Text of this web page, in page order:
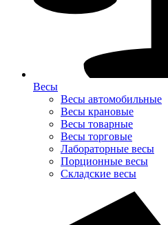
Весы
Весы автомобильные
Весы крановые
Весы товарные
Весы торговые
Лабораторные весы
Порционные весы
Складские весы